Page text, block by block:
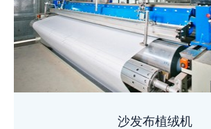
沙发布植绒机